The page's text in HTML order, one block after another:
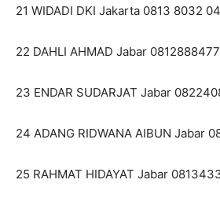
21 WIDADI DKI Jakarta 0813 8032
22 DAHLI AHMAD Jabar
23 ENDAR SUDARJAT Jabar
24 ADANG RIDWANA AIBUN Jabar
25 RAHMAT HIDAYAT Jabar